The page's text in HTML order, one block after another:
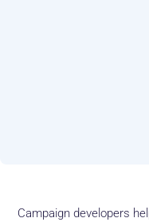
Campaign developers